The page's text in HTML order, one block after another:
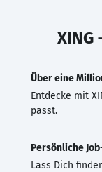
XING
Über eine
Entdecke mit
passt.
Persönliche
Lass Dich